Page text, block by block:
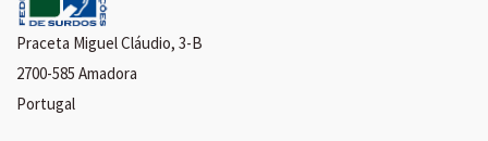
Praceta Miguel Cláudio, 3-B
2700-585 Amadora
Portugal